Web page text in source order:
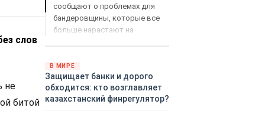
слов
не
битой
сообщают о проблемах для
бандеровщины, которые все
больше нарастают на
«страны 404» в следующем
году. Однако киевские
временщики не торопятся
заключать мир - ведь есть
В МИРЕ
Защищает банки и дорого
обходится: кто возглавляет
казахстанский финрегулятор?